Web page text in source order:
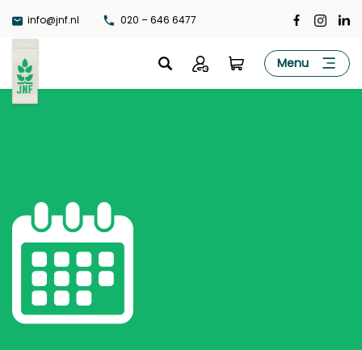
naar
de
inhoud
info@jnf.nl 020 – 646 6477
JNF Menu